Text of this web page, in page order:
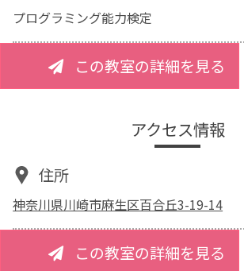
プログラミング能力検定
この教室の詳細を見る
アクセス情報
住所
神奈川県川崎市麻生区百合丘3-19-14
この教室の詳細を見る